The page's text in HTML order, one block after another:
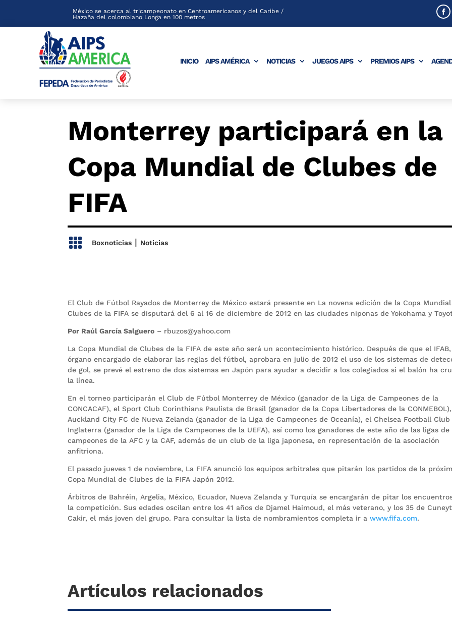
México se acerca al tricampeonato en Centroamericanos y del Caribe /
Hazaña del colombiano Longa en 100 metros
INICIO AIPS AMÉRICA NOTICIAS JUEGOS AIPS PREMIOS AIPS
Monterrey participará en la
Copa Mundial de Clubes de
FIFA
 Boxnoticias| Noticias
El Club de Fútbol Rayados de Monterrey de México estará presente en La novena edición de la Copa
Clubes de la FIFA se disputará del 6 al 16 de diciembre de 2012 en las ciudades niponas de Yokohama y
Por Raúl García Salguero – rbuzos@yahoo.com
La Copa Mundial de Clubes de la FIFA de este año será un acontecimiento histórico. Después de que el
órgano encargado de elaborar las reglas del fútbol, aprobara en julio de 2012 el uso de los sistemas de
de gol, se prevé el estreno de dos sistemas en Japón para ayudar a decidir a los colegiados si el balón ha
la línea.
En el torneo participarán el Club de Fútbol Monterrey de México (ganador de la Liga de Campeones de la
CONCACAF), el Sport Club Corinthians Paulista de Brasil (ganador de la Copa Libertadores de la
Auckland City FC de Nueva Zelanda (ganador de la Liga de Campeones de Oceanía), el Chelsea Football Club
Inglaterra (ganador de la Liga de Campeones de la UEFA), así como los ganadores de este año de las ligas de
campeones de la AFC y la CAF, además de un club de la liga japonesa, en representación de la asociación
anfitriona.
El pasado jueves 1 de noviembre, La FIFA anunció los equipos arbitrales que pitarán los partidos de la
Copa Mundial de Clubes de la FIFA Japón 2012.
Árbitros de Bahréin, Argelia, México, Ecuador, Nueva Zelanda y Turquía se encargarán de pitar los
la competición. Sus edades oscilan entre los 41 años de Djamel Haimoud, el más veterano, y los 35 de Cuneyt
Cakir, el más joven del grupo. Para consultar la lista de nombramientos completa ir awww.fifa.com.
Artículos relacionados